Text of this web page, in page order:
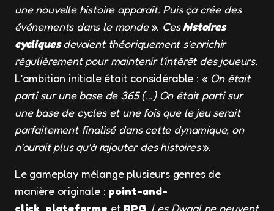
une nouvelle histoire apparaît. Puis ça crée des
événements dans le monde». Ceshistoires
cycliquesdevaient théoriquement s’enrichir
régulièrement pour maintenir l’intérêt des joueurs.
L’ambition initiale était considérable : « On était
parti sur une base de 365 (…) On était parti sur
une base de cycles et une fois que le jeu serait
parfaitement finalisé dans cette dynamique, on
n’aurait plus qu’à rajouter des histoires».
Le gameplay mélange plusieurs genres de
manière originale : point-and-
click plateforme et RPG. Les Dwaal ne peuvent